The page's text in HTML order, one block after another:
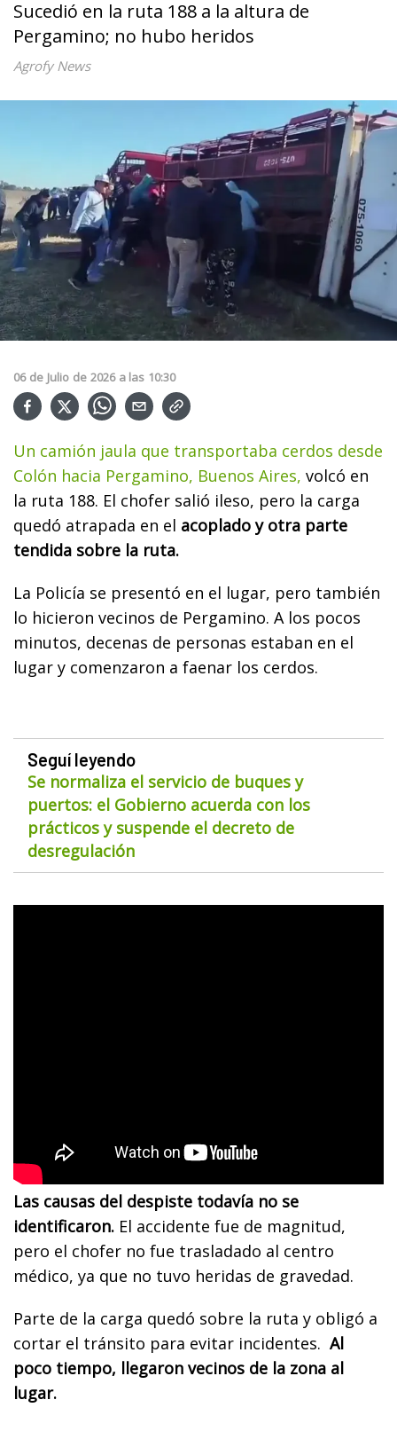
Sucedió en la ruta 188 a la altura de
Pergamino; no hubo heridos
Agrofy News
06 de Julio de 2026 a las 10:30
Un camión jaula que transportaba cerdos desde
Colón hacia Pergamino, Buenos Aires, volcó en
la ruta 188. El chofer salió ileso, pero la carga
quedó atrapada en el acoplado y otra parte
tendida sobre la ruta.
La Policía se presentó en el lugar, pero también
lo hicieron vecinos de Pergamino. A los pocos
minutos, decenas de personas estaban en el
lugar y comenzaron a faenar los cerdos.
Seguí leyendo
Se normaliza el servicio de buques y
puertos: el Gobierno acuerda con los
prácticos y suspende el decreto de
desregulación
Las causas del despiste todavía no se
identificaron. El accidente fue de magnitud,
pero el chofer no fue trasladado al centro
médico, ya que no tuvo heridas de gravedad.
Parte de la carga quedó sobre la ruta y obligó a
cortar el tránsito para evitar incidentes. Al
poco tiempo, llegaron vecinos de la zona al
lugar.